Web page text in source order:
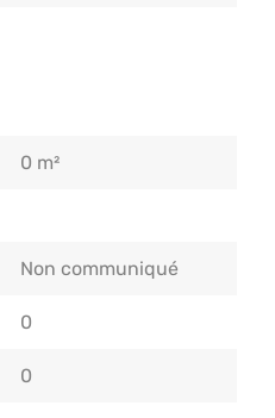
0 m²
Non communiqué
0
0